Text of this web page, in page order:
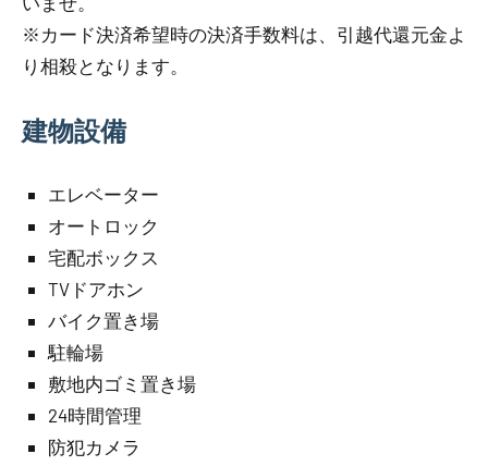
※カード決済希望時の決済手数料は、引越代還元金よ
り相殺となります。
建物設備
エレベーター
オートロック
宅配ボックス
TVドアホン
バイク置き場
駐輪場
敷地内ゴミ置き場
24時間管理
防犯カメラ